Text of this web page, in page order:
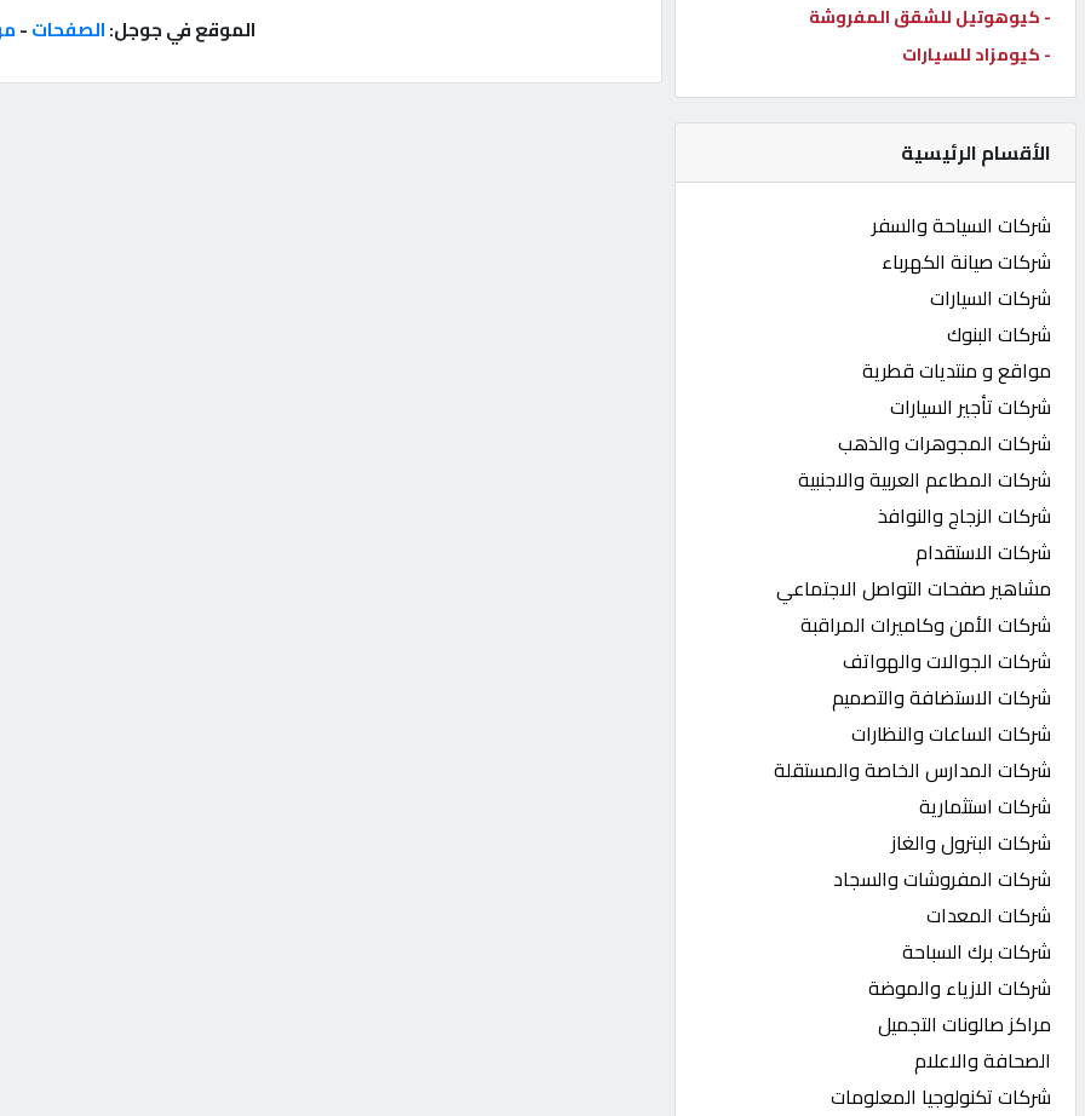
كيو
كارز
كيو
ماركت
الدليل
القطري
POWERED
QHOST
- كيوهوتيل للشقق المفروشة
- كيومزاد للسيارات
الأقسام الرئيسية
شركات السياحة والسفر
شركات صيانة الكهرباء
شركات السيارات
شركات البنوك
مواقع و منتديات قطرية
شركات تأجير السيارات
شركات المجوهرات والذهب
شركات المطاعم العربية والاجنبية
شركات الزجاج والنوافذ
شركات الاستقدام
مشاهير صفحات التواصل الاجتماعي
شركات الأمن وكاميرات المراقبة
شركات الجوالات والهواتف
شركات الاستضافة والتصميم
شركات الساعات والنظارات
شركات المدارس الخاصة والمستقلة
شركات استثمارية
شركات البترول والغاز
شركات المفروشات والسجاد
شركات المعدات
شركات برك السباحة
شركات الازياء والموضة
مراكز صالونات التجميل
الصحافة والاعلام
شركات تكنولوجيا المعلومات
الموقع في جوجل:الصفحات-